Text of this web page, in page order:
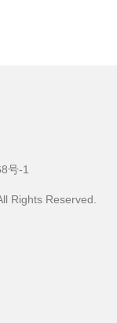
号-1
Rights Reserved.